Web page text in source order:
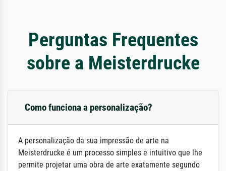
Perguntas Frequentes
sobre a Meisterdrucke
Como funciona a personalização?
A personalização da sua impressão de arte na
Meisterdrucke é um processo simples e intuitivo que lhe
permite projetar uma obra de arte exatamente segundo